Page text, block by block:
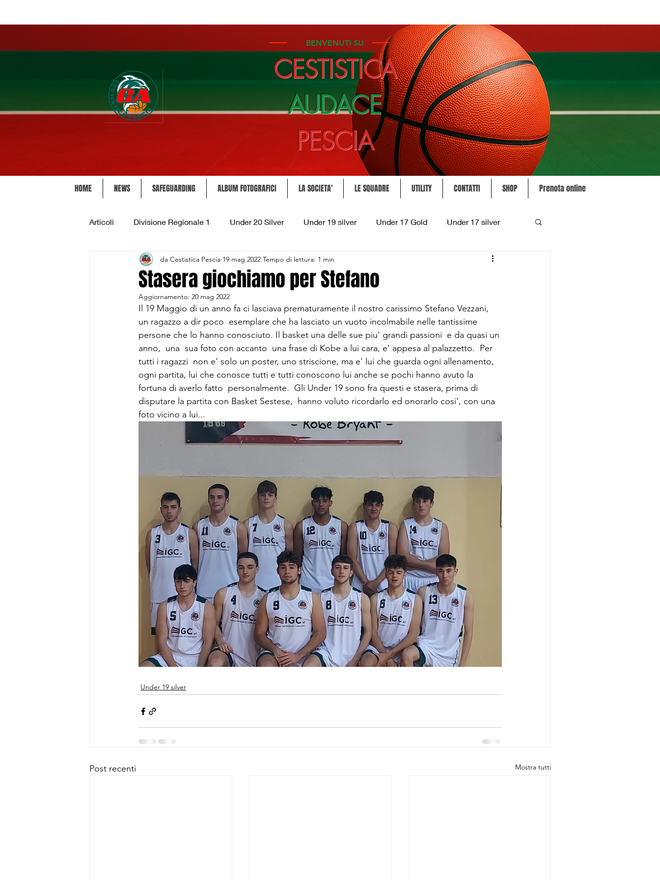
BENVENUTI SU
CESTISTICA
AUDACE
PESCIA
HOME NEWS SAFEGUARDING ALBUM FOTOGRAFICI LA SOCIETA' LE SQUADRE UTILITY CONTATTI SHOP Prenota online
Articoli Divisione Regionale 1 Under 20 Silver Under 19 silver Under 17 Gold Under 17 silver
Under 15 Silver Under 14 Silver Under 13 Silver Esordienti
CSI Juniores CSI Under 13
Stasera giochiamo per Stefano
da Cestistica Pescia 19 mag 2022 Tempo di lettura: 1 min
Aggiornamento: 20 mag 2022
Il 19 Maggio di un anno fa ci lasciava prematuramente il nostro carissimo Stefano Vezzani,
un ragazzo a dir poco  esemplare che ha lasciato un vuoto incolmabile nelle tantissime
persone che lo hanno conosciuto. Il basket una delle sue piu' grandi passioni  e da quasi un
anno,  una  sua foto con accanto  una frase di Kobe a lui cara, e' appesa al palazzetto.  Per
tutti i ragazzi  non e' solo un poster, uno striscione, ma e' lui che guarda ogni allenamento,
ogni partita, lui che conosce tutti e tutti conoscono lui anche se pochi hanno avuto la
fortuna di averlo fatto  personalmente.  Gli Under 19 sono fra questi e stasera, prima di
disputare la partita con Basket Sestese,  hanno voluto ricordarlo ed onorarlo cosi', con una
foto vicino a lui...
Under 19 silver
Post recenti Mostra tutti